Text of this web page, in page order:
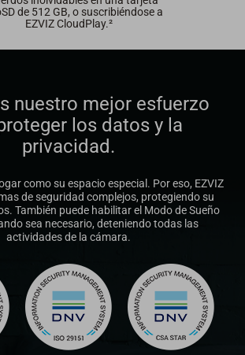
de 512 GB, o suscribiéndose a
EZVIZ CloudPlay.²
nuestro mejor esfuerzo
los datos y la
privacidad.
como su espacio especial. Por eso, EZVIZ
de seguridad complejos, protegiendo su
También puede habilitar el Modo de Sueño
sea necesario, deteniendo todas las
actividades de la cámara.